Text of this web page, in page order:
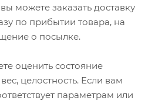
можете заказать доставку
по прибытии товара, на
о посылке.
оценить состояние
целостность. Если вам
параметрам или